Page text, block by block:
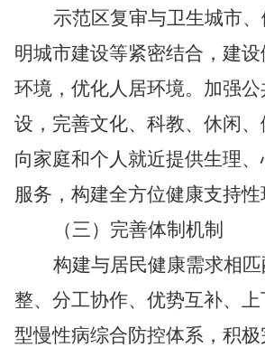
示范区复审与卫生城市
明城市建设等紧密结合，建
环境，优化人居环境。加强
设，完善文化、科教、休闲、
向家庭和个人就近提供生理
服务，构建全方位健康支持性
（三）完善体制机制
构建与居民健康需求相
整、分工协作、优势互补、
型慢性病综合防控体系，积